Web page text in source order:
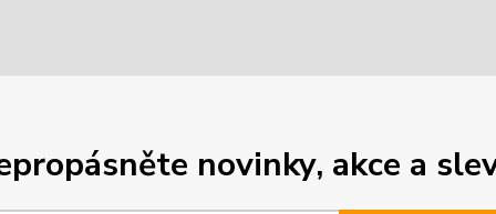
novinky, akce a